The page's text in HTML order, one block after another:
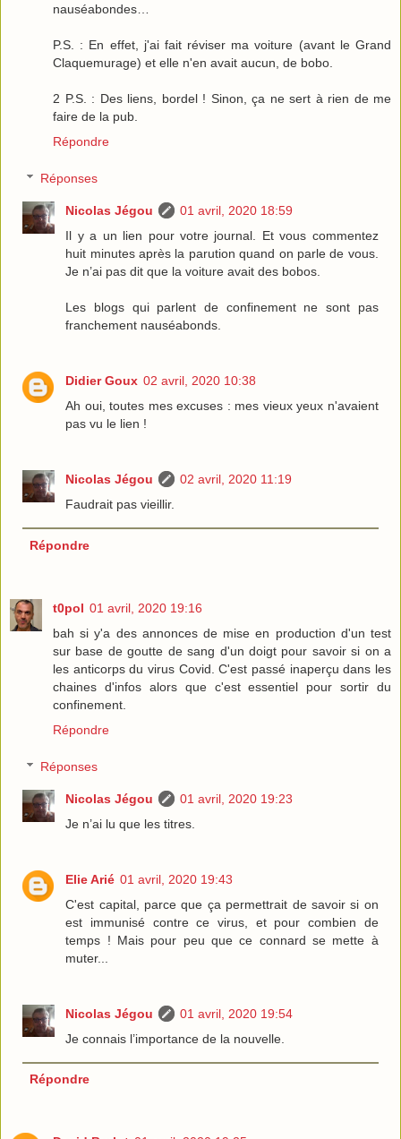
nauséabondes…
P.S. : En effet, j'ai fait réviser ma voiture (avant le Grand
Claquemurage) et elle n'en avait aucun, de bobo.
2 P.S. : Des liens, bordel ! Sinon, ça ne sert à rien de me
faire de la pub.
Répondre
Réponses
Nicolas Jégou
01 avril, 2020 18:59
Il y a un lien pour votre journal. Et vous commentez
huit minutes après la parution quand on parle de vous.
Je n’ai pas dit que la voiture avait des bobos.
Les blogs qui parlent de confinement ne sont pas
franchement nauséabonds.
Didier Goux 02 avril, 2020 10:38
Ah oui, toutes mes excuses : mes vieux yeux n'avaient
pas vu le lien !
Nicolas Jégou
02 avril, 2020 11:19
Faudrait pas vieillir.
Répondre
t0pol 01 avril, 2020 19:16
bah si y'a des annonces de mise en production d'un test
sur base de goutte de sang d'un doigt pour savoir si on a
les anticorps du virus Covid. C'est passé inaperçu dans les
chaines d'infos alors que c'est essentiel pour sortir du
confinement.
Répondre
Réponses
Nicolas Jégou
01 avril, 2020 19:23
Je n’ai lu que les titres.
Elie Arié 01 avril, 2020 19:43
C'est capital, parce que ça permettrait de savoir si on
est immunisé contre ce virus, et pour combien de
temps ! Mais pour peu que ce connard se mette à
muter...
Nicolas Jégou
01 avril, 2020 19:54
Je connais l’importance de la nouvelle.
Répondre